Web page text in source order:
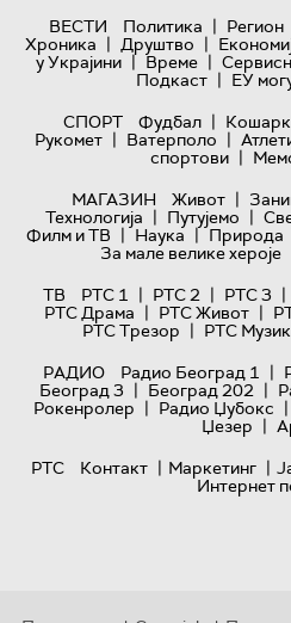
ВЕСТИ Политика | Регион
Хроника | Друштво |
у Украјини | Време |
Подкаст | ЕУ
СПОРТ
Фудбал |
Рукомет | Ватерполо |
спортови |
МАГАЗИН
Живот |
Технологијa | Путујемо |
Филм и ТВ | Наука | Природа
За мале велике хероје
ТВ
РТС 1 | РТС 2 | РТС 3 |
РТС Драма | РТС Живот |
РТС Трезор | РТС
РАДИО
Радио Београд 1 |
Београд 3 | Београд 202 |
Рокенролер | Радио Џубокс |
Џезер |
РТС
Контакт | Маркетинг |
Интернет